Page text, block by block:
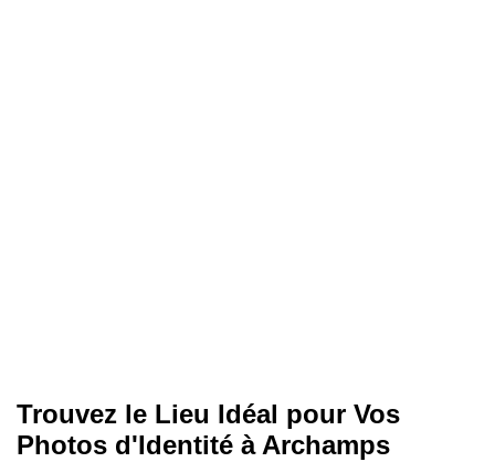
Trouvez le Lieu Idéal pour Vos
Photos d'Identité à Archamps